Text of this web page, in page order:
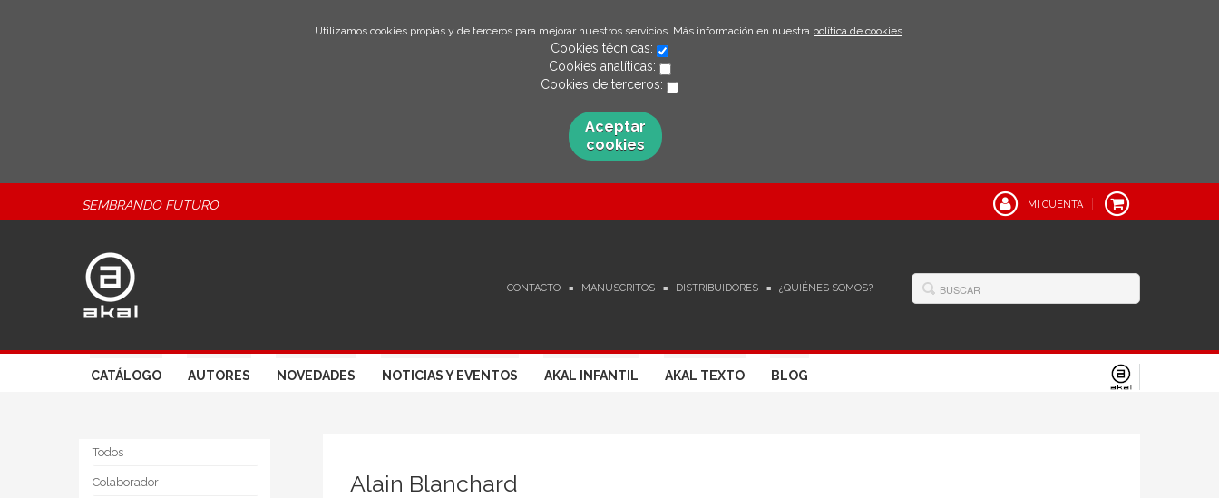
Utilizamos cookies propias y de terceros para mejorar nuestros servicios. Más información en nuestra política de cookies.
Cookies técnicas:
Cookies analíticas:
Cookies de terceros:
Aceptar
cookies
SEMBRANDO FUTURO MI CUENTA
CONTACTO MANUSCRITOS DISTRIBUIDORES ¿QUIÉNES SOMOS?
CATÁLOGO AUTORES NOVEDADES NOTICIAS Y EVENTOS AKAL INFANTIL AKAL TEXTO BLOG
Todos
Colaborador Alain Blanchard